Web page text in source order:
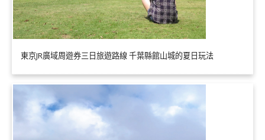
東京JR廣域周遊券三日旅遊路線 千葉縣館山城的夏日玩法